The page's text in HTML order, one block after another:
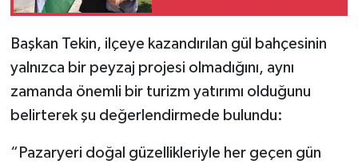
Başkan Tekin, ilçeye kazandırılan gül bahçesinin
yalnızca bir peyzaj projesi olmadığını, aynı
zamanda önemli bir turizm yatırımı olduğunu
belirterek şu değerlendirmede bulundu:
“Pazaryeri doğal güzellikleriyle her geçen gün